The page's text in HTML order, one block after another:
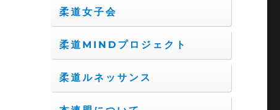
柔道女子会
柔道MINDプロジェクト
柔道ルネッサンス